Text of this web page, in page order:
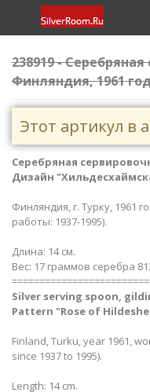
238919 -
Финляндия, 1961
Этот артикул в
Серебряная
Дизайн
Финляндия, г. Турку, 1961
работы: 1937-1995).
Длина: 14 см.
Вес: 17 граммов серебра
Silver serving spoon​,
Pattern "Rose of
Finland, Turku, year 1961,
since 1937 to 1995).
Length: 14 cm.